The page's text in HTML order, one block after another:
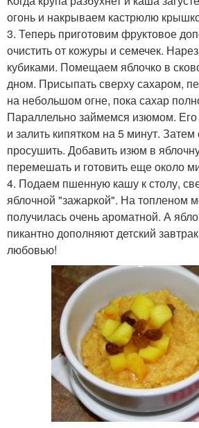
огонь и накрываем кастрюлю
3. Теперь приготовим фруктовое
очистить от кожуры и семечек.
кубиками. Помещаем яблочко в
дном. Присыпать сверху сахаром,
на небольшом огне, пока сахар
Параллельно займемся изюмом.
и залить кипятком на 5 минут. Затем
просушить. Добавить изюм в
перемешать и готовить еще около
4. Подаем пшенную кашу к столу,
яблочной "зажаркой". На топленом
получилась очень ароматной. А
пикантно дополняют детский
любовью!